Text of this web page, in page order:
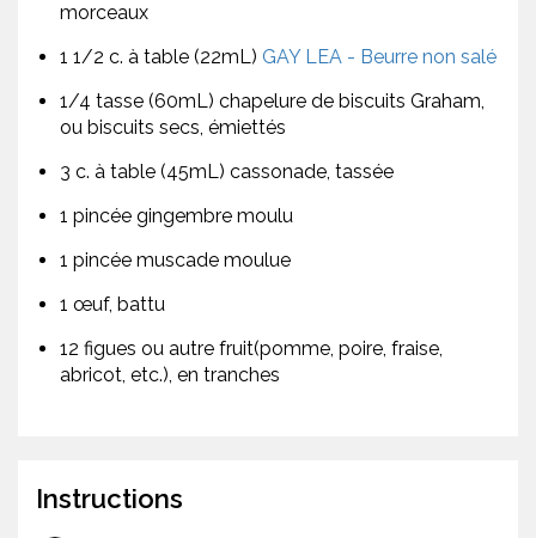
morceaux
1 1/2 c. à table (22mL) GAY LEA - Beurre non salé
1/4 tasse (60mL) chapelure de biscuits Graham,
ou biscuits secs, émiettés
3 c. à table (45mL) cassonade, tassée
1 pincée gingembre moulu
1 pincée muscade moulue
1 œuf, battu
12 figues ou autre fruit(pomme, poire, fraise,
abricot, etc.), en tranches
Instructions